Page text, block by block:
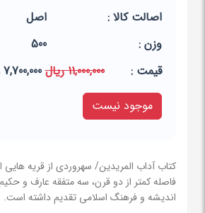
اصالت کالا :
اصل
وزن :
500
قيمت :
11,000,000 ریال
7,700,000 ریال
موجود نیست
کتاب آداب المریدین/ سهروردی از قریه
فاصله کمتر از دو قرن، سه متفقه عارف و
اندیشه و فرهنگ اسلامی تقدیم داشته است.